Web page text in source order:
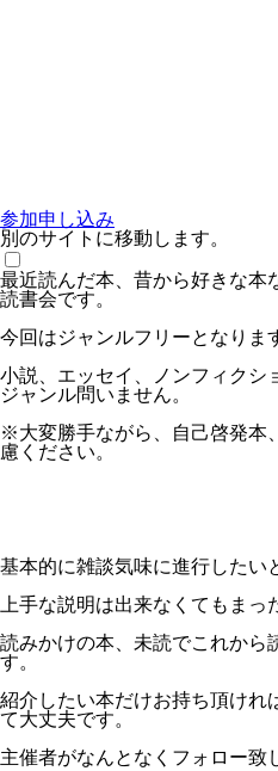
参加申し込み
別のサイトに移動します。
最近読んだ本、昔から好きな本
読書会です。
今回はジャンルフリーとなりま
小説、エッセイ、ノンフィクシ
ジャンル問いません。
※大変勝手ながら、自己啓発本
慮ください。
基本的に雑談気味に進行したい
上手な説明は出来なくてもまっ
読みかけの本、未読でこれから
す。
紹介したい本だけお持ち頂けれ
て大丈夫です。
主催者がなんとなくフォロー致